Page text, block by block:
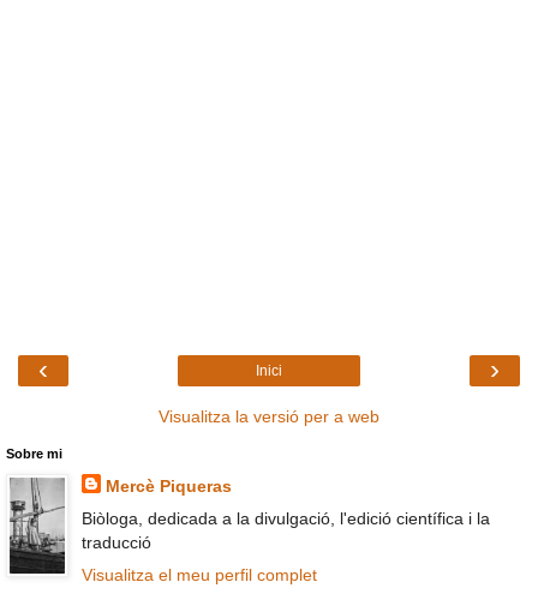
‹ ›
Inici
Visualitza la versió per a web
Sobre mi
Mercè Piqueras
Biòloga, dedicada a la divulgació, l'edició científica i la
traducció
Visualitza el meu perfil complet